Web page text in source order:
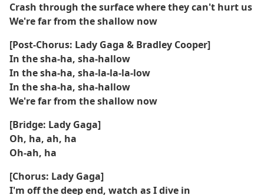
Crash through the surface where they can't hurt us
We're far from the shallow now
[Post-Chorus: Lady Gaga & Bradley Cooper]
In the sha-ha, sha-hallow
In the sha-ha, sha-la-la-la-low
In the sha-ha, sha-hallow
We're far from the shallow now
[Bridge: Lady Gaga]
Oh, ha, ah, ha
Oh-ah, ha
[Chorus: Lady Gaga]
I'm off the deep end, watch as I dive in